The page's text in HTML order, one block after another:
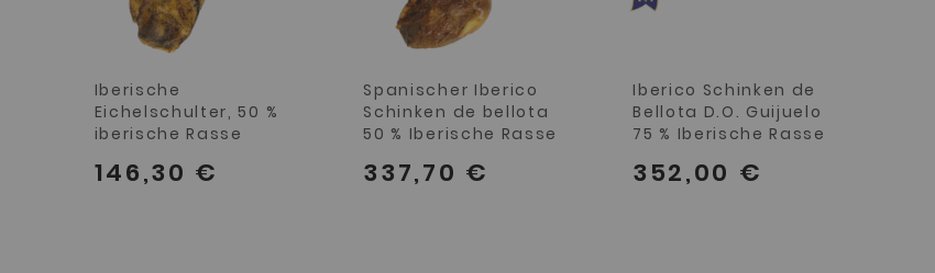
Iberische
Eichelschulter, 50 %
iberische Rasse
146,30 €
Spanischer Iberico
Schinken de bellota
50 % Iberische Rasse
337,70 €
Iberico Schinken de
Bellota D.O. Guijuelo
75 % Iberische Rasse
352,00 €